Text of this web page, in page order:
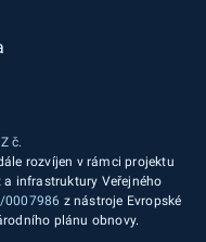
č.
rozvíjen v rámci projektu
infrastruktury Veřejného
0007986 z nástroje Evropské
plánu obnovy.